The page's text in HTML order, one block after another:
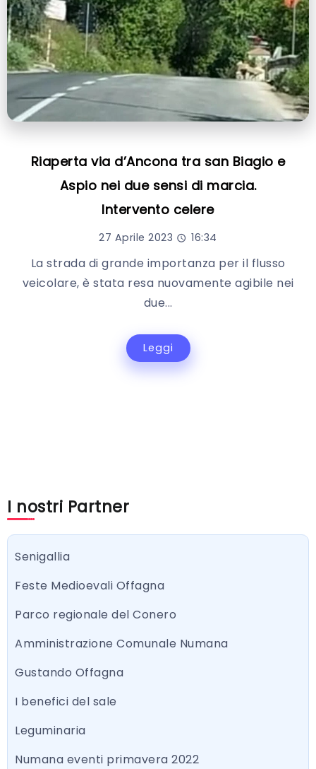
Riaperta via d’Ancona tra san Biagio e
Aspio nei due sensi di marcia.
Intervento celere
27 Aprile 2023 16:34
La strada di grande importanza per il flusso
veicolare, è stata resa nuovamente agibile nei
due...
Leggi
I nostri Partner
Senigallia
Feste Medioevali Offagna
Parco regionale del Conero
Amministrazione Comunale Numana
Gustando Offagna
I benefici del sale
Leguminaria
Numana eventi primavera 2022